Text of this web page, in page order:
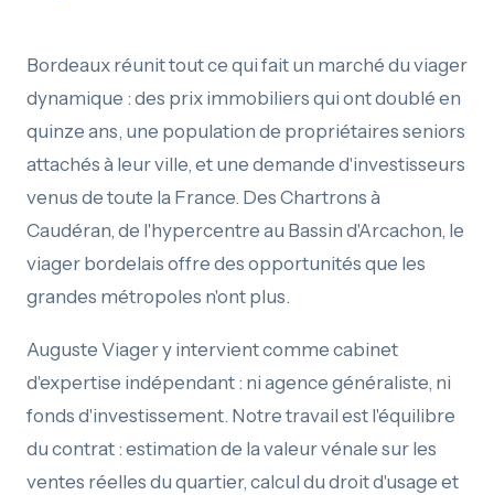
Bordeaux réunit tout ce qui fait un marché du viager
dynamique : des prix immobiliers qui ont doublé en
quinze ans, une population de propriétaires seniors
attachés à leur ville, et une demande d'investisseurs
venus de toute la France. Des Chartrons à
Caudéran, de l'hypercentre au Bassin d'Arcachon, le
viager bordelais offre des opportunités que les
grandes métropoles n'ont plus.
Auguste Viager y intervient comme cabinet
d'expertise indépendant : ni agence généraliste, ni
fonds d'investissement. Notre travail est l'équilibre
du contrat : estimation de la valeur vénale sur les
ventes réelles du quartier, calcul du droit d'usage et